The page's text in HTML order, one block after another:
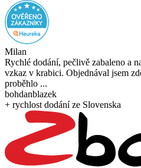
Milan
Rychlé dodání, pečlivě zabaleno a
vzkaz v krabici. Objednával jsem
proběhlo ...
bohdanblazek
+ rychlost dodání ze Slovenska